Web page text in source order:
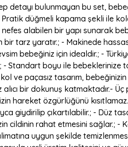
detayı bulunmayan bu set,
düğmeli kapama şekli ile
alabilen bir yapı sunarak
tarz yaratır.; - Makinede
bebeğiniz için idealdir.; -
- Standart boyu ile bebeklerinize
ve paçasız tasarım,
bir dokunuş katmaktadır.-
hareket özgürlüğünü
giydirilip çıkartılabilir.; - Düz
cildinin rahat etmesini sağlar.; -
uygun şekilde